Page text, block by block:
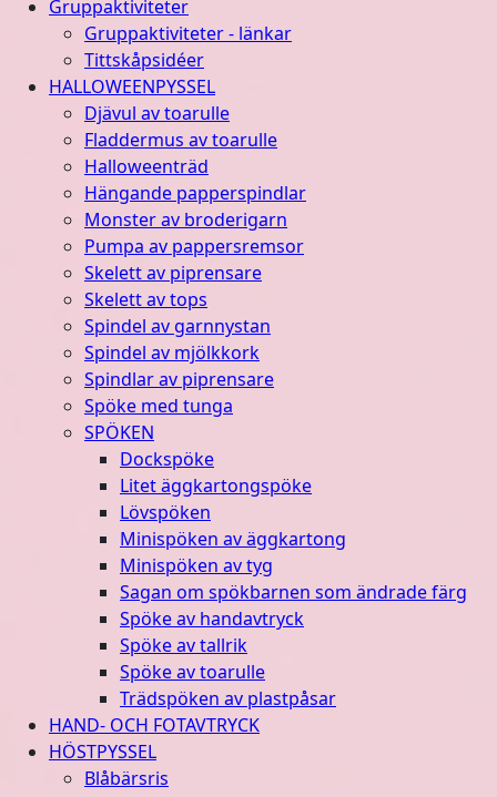
Gruppaktiviteter
Gruppaktiviteter - länkar
Tittskåpsidéer
HALLOWEENPYSSEL
Djävul av toarulle
Fladdermus av toarulle
Halloweenträd
Hängande papperspindlar
Monster av broderigarn
Pumpa av pappersremsor
Skelett av piprensare
Skelett av tops
Spindel av garnnystan
Spindel av mjölkkork
Spindlar av piprensare
Spöke med tunga
SPÖKEN
Dockspöke
Litet äggkartongspöke
Lövspöken
Minispöken av äggkartong
Minispöken av tyg
Sagan om spökbarnen som ändrade färg
Spöke av handavtryck
Spöke av tallrik
Spöke av toarulle
Trädspöken av plastpåsar
HAND- OCH FOTAVTRYCK
HÖSTPYSSEL
Blåbärsris